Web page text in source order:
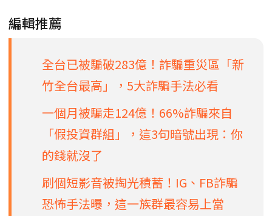
編輯推薦
全台已被騙破283億！詐騙重災區「新
竹全台最高」，5大詐騙手法必看
一個月被騙走124億！66%詐騙來自
「假投資群組」，這3句暗號出現：你
的錢就沒了
刷個短影音被掏光積蓄！IG、FB詐騙
恐怖手法曝，這一族群最容易上當